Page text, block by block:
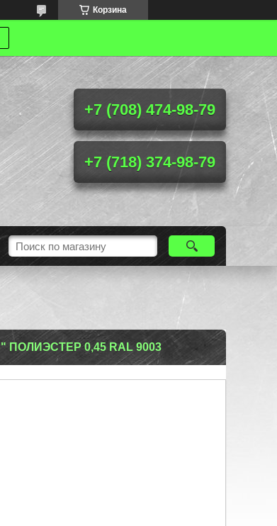
Корзина
+7 (708) 474-98-79
+7 (718) 374-98-79
0,45 RAL 9003